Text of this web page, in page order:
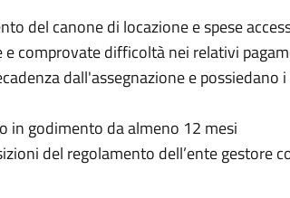
del canone di locazione e spese
comprovate difficoltà nei relativi
dall'assegnazione e possiedano
in godimento da almeno 12 mesi
del regolamento dell’ente gestore